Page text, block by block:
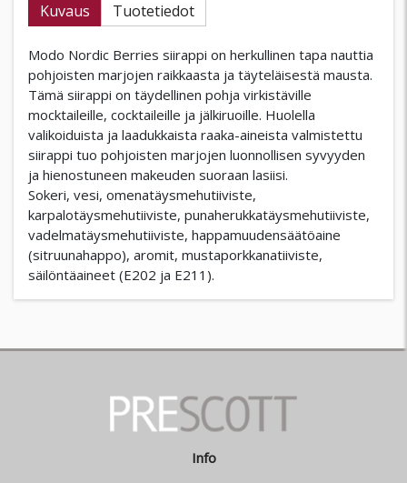
Kuvaus Tuotetiedot
Modo Nordic Berries siirappi on herkullinen tapa nauttia
pohjoisten marjojen raikkaasta ja täyteläisestä mausta.
Tämä siirappi on täydellinen pohja virkistäville
mocktaileille, cocktaileille ja jälkiruoille. Huolella
valikoiduista ja laadukkaista raaka-aineista valmistettu
siirappi tuo pohjoisten marjojen luonnollisen syvyyden
ja hienostuneen makeuden suoraan lasiisi.
Sokeri, vesi, omenatäysmehutiiviste,
karpalotäysmehutiiviste, punaherukkatäysmehutiiviste,
vadelmatäysmehutiiviste, happamuudensäätöaine
(sitruunahappo), aromit, mustaporkkanatiiviste,
säilöntäaineet (E202 ja E211).
Info